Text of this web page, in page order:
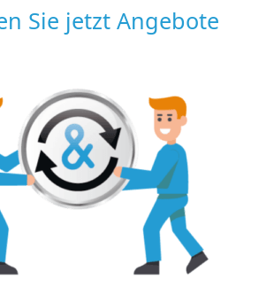
Sie jetzt Angebote